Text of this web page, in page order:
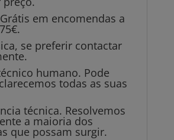
em encomendas a
se preferir contactar
humano. Pode
todas as suas
técnica. Resolvemos
a maioria dos
que possam surgir.